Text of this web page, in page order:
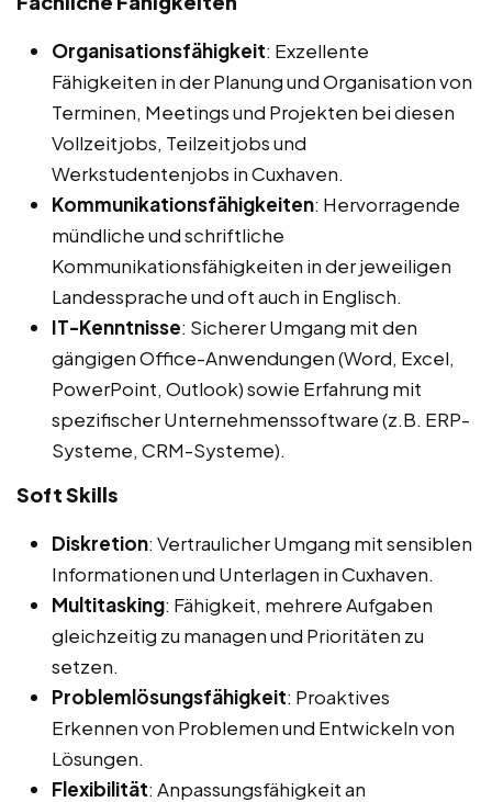
Organisationsfähigkeit: Exzellente
Fähigkeiten in der Planung und Organisation von
Terminen, Meetings und Projekten bei diesen
Vollzeitjobs, Teilzeitjobs und
Werkstudentenjobs in Cuxhaven.
Kommunikationsfähigkeiten: Hervorragende
mündliche und schriftliche
Kommunikationsfähigkeiten in der jeweiligen
Landessprache und oft auch in Englisch.
IT-Kenntnisse: Sicherer Umgang mit den
gängigen Office-Anwendungen (Word, Excel,
PowerPoint, Outlook) sowie Erfahrung mit
spezifischer Unternehmenssoftware (z.B. ERP-
Systeme, CRM-Systeme).
Soft Skills
Diskretion: Vertraulicher Umgang mit sensiblen
Informationen und Unterlagen in Cuxhaven.
Multitasking: Fähigkeit, mehrere Aufgaben
gleichzeitig zu managen und Prioritäten zu
setzen.
Problemlösungsfähigkeit: Proaktives
Erkennen von Problemen und Entwickeln von
Lösungen.
Flexibilität: Anpassungsfähigkeit an